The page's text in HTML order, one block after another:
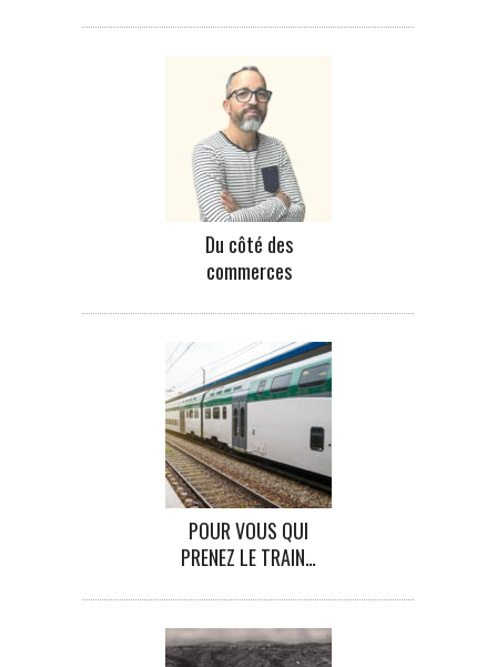
Du côté des
commerces
POUR VOUS QUI
PRENEZ LE TRAIN…